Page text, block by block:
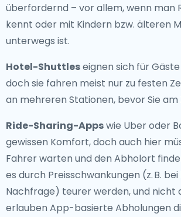
überfordernd – vor allem, wenn man
kennt oder mit Kindern bzw. älteren
unterwegs ist.
Hotel-Shuttleseignen sich für
doch sie fahren meist nur zu festen
an mehreren Stationen, bevor Sie am
Ride-Sharing-Appswie Uber oder
gewissen Komfort, doch auch hier
Fahrer warten und den Abholort
es durch Preisschwankungen (z. B.
Nachfrage) teurer werden, und nicht
erlauben App-basierte Abholungen